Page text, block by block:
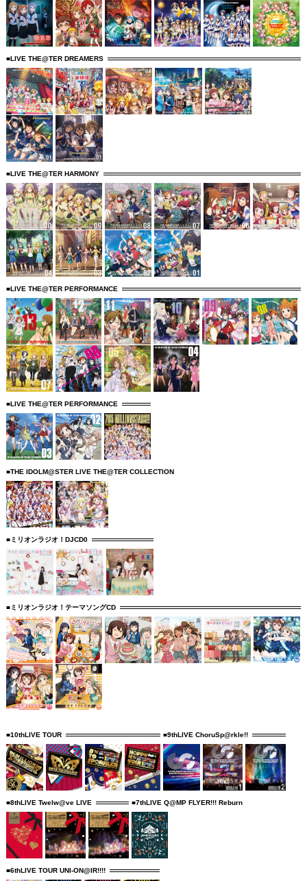
■LIVE THE@TER DREAMERS
■LIVE THE@TER HARMONY
■LIVE THE@TER PERFORMANCE
■LIVE THE@TER PERFORMANCE
■THE IDOLM@STER LIVE THE@TER COLLECTION
■ミリオンラジオ！DJCD0
■ミリオンラジオ！テーマソングCD
■10thLIVE TOUR ■9thLIVE ChoruSp@rkle!!
■8thLIVE Twelw@ve LIVE ■7thLIVE Q@MP FLYER!!! Reburn
■6thLIVE TOUR UNI-ON@IR!!!!